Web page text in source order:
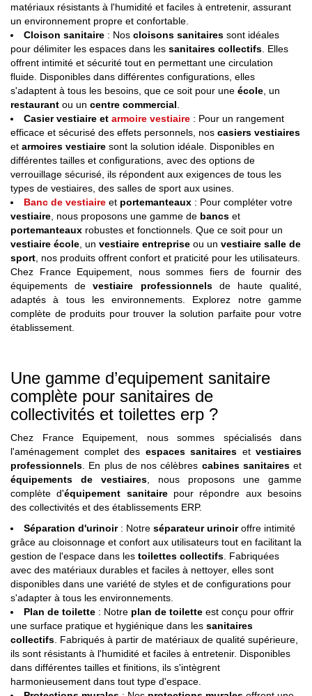
matériaux résistants à l'humidité et faciles à entretenir, assurant
un environnement propre et confortable.
Cloison sanitaire : Nos cloisons sanitaires sont idéales
pour délimiter les espaces dans les sanitaires collectifs . Elles
offrent intimité et sécurité tout en permettant une circulation
fluide. Disponibles dans différentes configurations, elles
s'adaptent à tous les besoins, que ce soit pour une école , un
restaurant ou un centre commercial
Casier vestiaire et armoire vestiaire : Pour un rangement
efficace et sécurisé des effets personnels, nos casiers vestiaires
et armoires vestiaire sont la solution idéale. Disponibles en
différentes tailles et configurations, avec des options de
verrouillage sécurisé, ils répondent aux exigences de tous les
types de vestiaires, des salles de sport aux usines.
Banc de vestiaire et portemanteaux : Pour compléter votre
vestiaire , nous proposons une gamme de bancs et
portemanteaux robustes et fonctionnels. Que ce soit pour un
vestiaire école , un vestiaire entreprise ou un vestiaire salle de
sport , nos produits offrent confort et praticité pour les utilisateurs.
Chez France Equipement, nous sommes fiers de fournir des
équipements devestiaire professionnelsde haute qualité,
adaptés à tous les environnements. Explorez notre gamme
complète de produits pour trouver la solution parfaite pour votre
établissement.
Une gamme d’equipement sanitaire
complète pour sanitaires de
collectivités et toilettes erp ?
Chez France Equipement, nous sommes spécialisés dans
l'aménagement complet des espaces sanitaires et vestiaires
professionnels . En plus de nos célèbres cabines sanitaireset
équipements de vestiaires , nous proposons une gamme
complète d'équipement sanitairepour répondre aux besoins
des collectivités et des établissements ERP.
Séparation d'urinoir: Notre séparateur urinoiroffre intimité
grâce au cloisonnage et confort aux utilisateurs tout en facilitant la
gestion de l'espace dans les toilettes collectifs . Fabriquées
avec des matériaux durables et faciles à nettoyer, elles sont
disponibles dans une variété de styles et de configurations pour
s'adapter à tous les environnements.
Plan de toilette : Notre plan de toilette est conçu pour offrir
une surface pratique et hygiénique dans les sanitaires
collectifs . Fabriqués à partir de matériaux de qualité supérieure,
ils sont résistants à l'humidité et faciles à entretenir. Disponibles
dans différentes tailles et finitions, ils s'intègrent
harmonieusement dans tout type d'espace.